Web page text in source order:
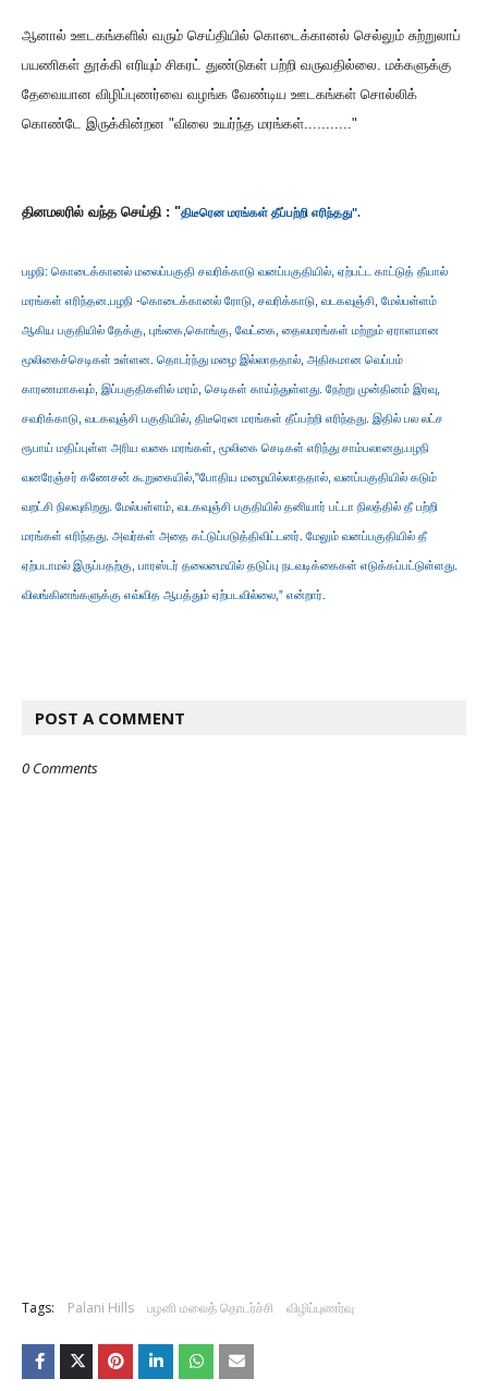
ஆனால் ஊடகங்களில் வரும் செய்தியில் கொடைக்கானல் செல்லும் சுற்றுலாப்
பயணிகள் தூக்கி எரியும் சிகரட் துண்டுகள் பற்றி வருவதில்லை. மக்களுக்கு
தேவையான விழிப்புணர்வை வழங்க வேண்டிய ஊடகங்கள் சொல்லிக்
கொண்டே இருக்கின்றன "விலை உயர்ந்த மரங்கள்..........."
தினமலரில் வந்த செய்தி : "திடீரென மரங்கள் தீப்பற்றி எரிந்தது".
பழநி: கொடைக்கானல் மலைப்பகுதி சவரிக்காடு வனப்பகுதியில், ஏற்பட்ட காட்டுத் தீயால்
மரங்கள் எரிந்தன.பழநி -கொடைக்கானல் ரோடு, சவரிக்காடு, வடகவுஞ்சி, மேல்பள்ளம்
ஆகிய பகுதியில் தேக்கு, புங்கை,கொங்கு, வேட்கை, தைலமரங்கள் மற்றும் ஏராளமான
மூலிகைச்செடிகள் உள்ளன. தொடர்ந்து மழை இல்லாததால், அதிகமான வெப்பம்
காரணமாகவும், இப்பகுதிகளில் மரம், செடிகள் காய்ந்துள்ளது. நேற்று முன்தினம் இரவு,
சவரிக்காடு, வடகவுஞ்சி பகுதியில், திடீரென மரங்கள் தீப்பற்றி எரிந்தது. இதில் பல லட்ச
ரூபாய் மதிப்புள்ள அரிய வகை மரங்கள், மூலிகை செடிகள் எரிந்து சாம்பலானது.பழநி
வனரேஞ்சர் கணேசன் கூறுகையில்,"போதிய மழையில்லாததால், வனப்பகுதியில் கடும்
வறட்சி நிலவுகிறது. மேல்பள்ளம், வடகவுஞ்சி பகுதியில் தனியார் பட்டா நிலத்தில் தீ பற்றி
மரங்கள் எரிந்தது. அவர்கள் அதை கட்டுப்படுத்திவிட்டனர். மேலும் வனப்பகுதியில் தீ
ஏற்படாமல் இருப்பதற்கு, பாரஸ்டர் தலைமையில் தடுப்பு நடவடிக்கைகள் எடுக்கப்பட்டுள்ளது.
விலங்கினங்களுக்கு எவ்வித ஆபத்தும் ஏற்படவில்லை,” என்றார்.
POST A COMMENT
0 Comments
Tags: Palani Hills பழனி மலைத் தொடர்ச்சி விழிப்புணர்வு